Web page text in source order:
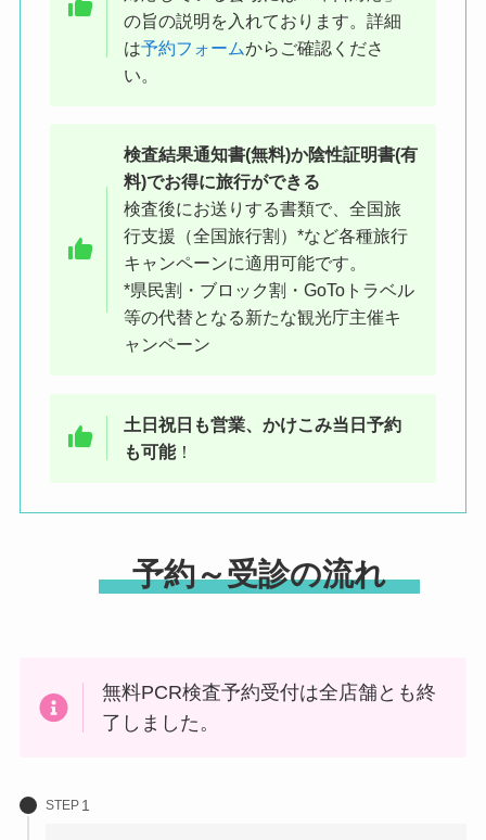
かれたのぼり旗が目印です
●他の駅からの徒歩アクセス
原宿駅 18 分/表参道駅 18 分/駒場東大前駅 19
分/代官山駅 24 分/代々木八幡駅 18 分/池尻大
橋駅 23 分/恵比寿駅 27 分/中目黒駅 30 分/代々
木上原駅 30 分/参宮橋駅 30 分/池ノ上駅 34 分/
初台駅 36 分/千駄ケ谷駅 38 分/幡ヶ谷駅 38 分/
代々木駅 39 分/南新宿駅 41 分/祐天寺駅 41 分/
の旨の説明を入れております。詳細
は予約フォームからご確認くださ
い。
検査結果通知書(無料)か陰性証明書(有
料)でお得に旅行ができる
検査後にお送りする書類で、全国旅
行支援（全国旅行割）*など各種旅行
キャンペーンに適用可能です。
*県民割・ブロック割・GoToトラベル
等の代替となる新たな観光庁主催キ
ャンペーン
土日祝日も営業、かけこみ当日予約
も可能！
予約～受診の流れ
無料PCR検査予約受付は全店舗とも終
了しました。
STEP